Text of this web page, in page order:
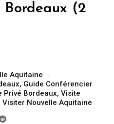
(2
Aquitaine
, Guide Conférencier
Privé Bordeaux, Visite
Visiter Nouvelle Aquitaine